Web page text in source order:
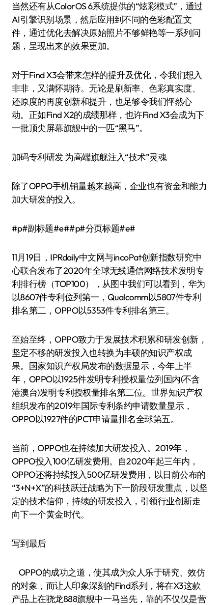
当然还有从ColorOS 6系统提供的“炫彩模式”，通过
AI引擎识别场景，然后应用到不同的色彩配置文
件，通过优化去解决原始照片不够鲜艳等一系列问
题，呈现出来的效果更加。
对于Find X3会带来怎样的提升及优化，令我们想入
非非，又满怀期待。无论是刷新率、色彩真实度、
还原度的再度创新和提升，也足够令我们怦然心
动。正如Find X2的成绩那样，也许Find X3会成为下
一批顶尖屏幕旗舰中的一匹“黑马”。
加码专利研发 为高端旗舰注入“技术”灵魂
除了OPPO手机销量越来越高，企业也有资金和能力
加大研发的投入。
#p#副标题#e##p#分页标题#e#
11月19日，IPRdaily中文网与incoPat创新指数研究中
心联合发布了2020年全球无线通信网络技术发明专
利排行榜（TOP100），从图中我们可以看到，华为
以8607件专利位列第一，Qualcomm以5807件专利
排名第二，OPPO以5353件专利排名第三。
至始至终，OPPO致力于发展技术积累和研发创新，
坚定不移的研发投入也转换为丰硕的知识产权成
果。国家知识产权局发布的数据显示，今年上半
年，OPPO以1925件发明专利授权量位列国内(不含
港澳台)发明专利授权量排名第二位。世界知识产权
组织发布的2019年国际专利条约申请数量显示，
OPPO以1927件的PCT申请量排名全球第五。
当前，OPPO也在持续加大研发投入。2019年，
OPPO投入100亿研发费用。自2020年起三年内，
OPPO还将持续投入500亿研发费用，以日前公布的
“3+N+X”的科技跃迁战略为下一阶段研发重点，以坚
定的技术信仰，持续的研发投入，引领行业创新走
向下一个黄金时代。
写到最后
OPPO的成功之道，使其成为众人乐于研究、效仿
的对象，而让人印象深刻的Find系列，将在X3这款
产品上在骁龙888旗舰中一马当先，靠的不仅仅是营